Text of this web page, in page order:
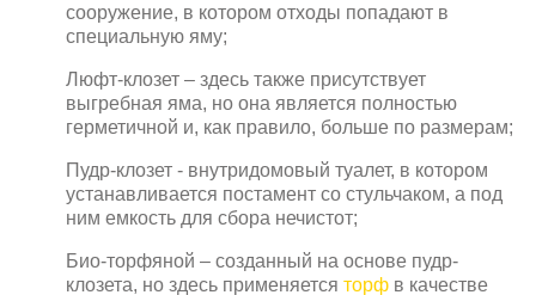
сооружение, в котором отходы попадают в
специальную яму;
Люфт-клозет – здесь также присутствует
выгребная яма, но она является полностью
герметичной и, как правило, больше по размерам;
Пудр-клозет - внутридомовый туалет, в котором
устанавливается постамент со стульчаком, а под
ним емкость для сбора нечистот;
Био-торфяной – созданный на основе пудр-
клозета, но здесь применяется торф в качестве